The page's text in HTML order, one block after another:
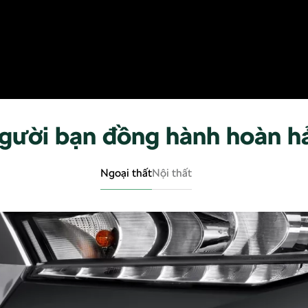
bạn đồng hành hoàn
Ngoại thấtNội thất